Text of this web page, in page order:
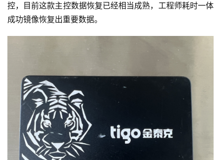
控，目前这款主控数据恢复已经相当成熟，工程师耗时一体
成功镜像恢复出重要数据。